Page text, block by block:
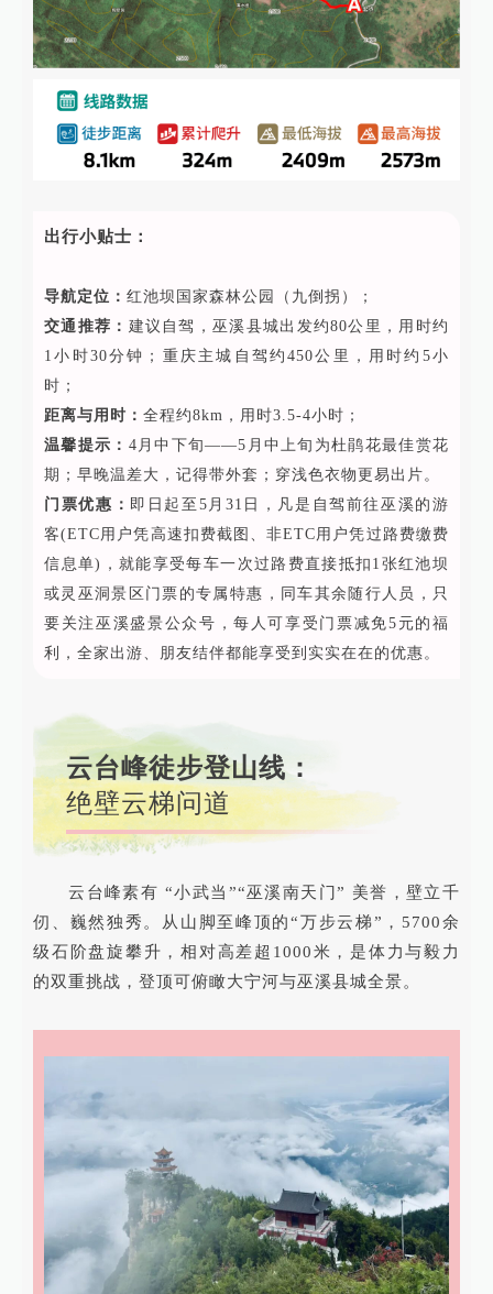
出行小贴士：
导航定位：红池坝国家森林公园（九倒拐）；
交通推荐： 建议自驾，巫溪县城出发约80公里，用时约
1小时30分钟；重庆主城自驾约450公里，用时约5小
时；
距离与用时：全程约8km，用时3.5-4小时；
温馨提示： 4月中下旬——5月中上旬为杜鹃花最佳赏花
期；早晚温差大，记得带外套；穿浅色衣物更易出片。
门票优惠： 即日起至5月31日，凡是自驾前往巫溪的游
客(ETC用户凭高速扣费截图、非ETC用户凭过路费缴费
信息单)，就能享受每车一次过路费直接抵扣1张红池坝
或灵巫洞景区门票的专属特惠，同车其余随行人员，只
要关注巫溪盛景公众号，每人可享受门票减免5元的福
利，全家出游、朋友结伴都能享受到实实在在的优惠。
云台峰徒步登山线：
绝壁云梯问道
云台峰素有 “小武当”“巫溪南天门” 美誉，壁立千
仞、巍然独秀。从山脚至峰顶的“万步云梯”，5700余
级石阶盘旋攀升，相对高差超1000米，是体力与毅力
的双重挑战，登顶可俯瞰大宁河与巫溪县城全景。